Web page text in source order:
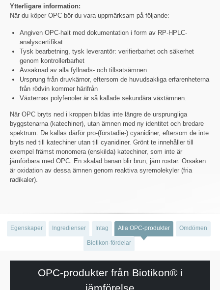
Ytterligare information:
När du köper OPC bör du vara uppmärksam på följande:
Angiven OPC-halt med dokumentation i form av RP-HPLC-
analyscertifikat
Tysk bearbetning, tysk leverantör: verifierbarhet och säkerhet
genom kontrollerbarhet
Avsaknad av alla fyllnads- och tillsatsämnen
Ursprung från druvkärnor, eftersom de huvudsakliga erfarenheterna
från rödvin kommer härifrån
Växternas polyfenoler är så kallade sekundära växtämnen.
När OPC bryts ned i kroppen bildas inte längre de ursprungliga
byggstenarna (katechiner), utan ämnen med ny identitet och bredare
spektrum. De kallas därför pro-(förstadie-) cyanidiner, eftersom de inte
bryts ned till katechiner utan till cyanidiner. Grönt te innehåller till
exempel främst monomera (enskilda) katechiner, som inte är
jämförbara med OPC. En skalad banan blir brun, järn rostar. Orsaken
är oxidation av dessa ämnen genom reaktiva syremolekyler (fria
radikaler).
Egenskaper Ingredienser Intag Alla OPC-produkter Omdömen
Biotikon-fördelar
OPC-produkter från Biotikon® i
jämförelse